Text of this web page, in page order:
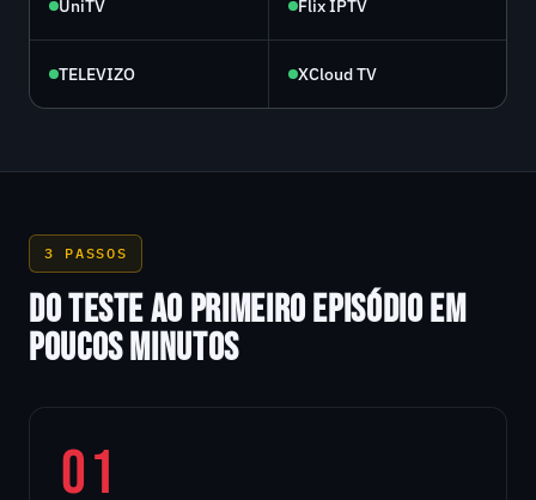
UniTV Flix IPTV
TELEVIZO XCloud TV
3 PASSOS
DO TESTE AO PRIMEIRO EPISÓDIO EM
POUCOS MINUTOS
01